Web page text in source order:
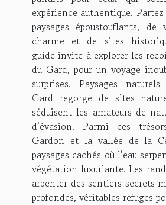
expérience authentique.
paysages époustouflants,
charme et de sites
guide invite à explorer les
du Gard, pour un voyage
surprises. Paysages
Gard regorge de sites
séduisent les amateurs de
d’évasion. Parmi ces
Gardon et la vallée de la
paysages cachés où l’eau
végétation luxuriante. Les
arpenter des sentiers secrets
profondes, véritables refuges